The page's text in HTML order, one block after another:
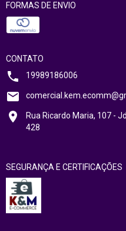
FORMAS DE ENVIO
CONTATO
19989186006
Rua Ricardo Maria, 107 -
428
SEGURANÇA E CERTIFICAÇÕES